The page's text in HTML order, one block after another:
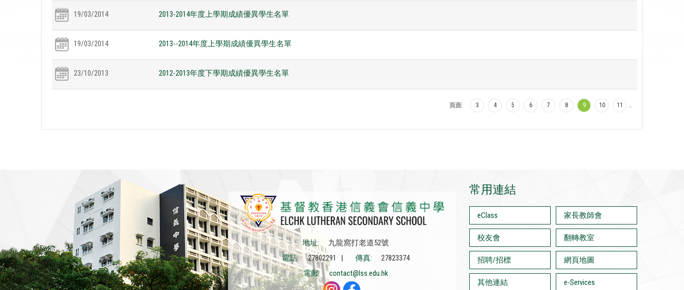
19/03/2014 2013-2014年度上學期成績優異學生名單
19/03/2014 2013--2014年度上學期成績優異學生名單
23/10/2013 2012-2013年度下學期成績優異學生名單
頁面: …
3 4 5 6 7 8 9 10 11
地址:
九龍窩打老道52號
電話:
27802291 | 傳真:
27823374
電郵:
contact@lss.edu.hk
常用連結
eClass 家長教師會
校友會 翻轉教室
招聘/招標 網頁地圖
其他連結 e-Services